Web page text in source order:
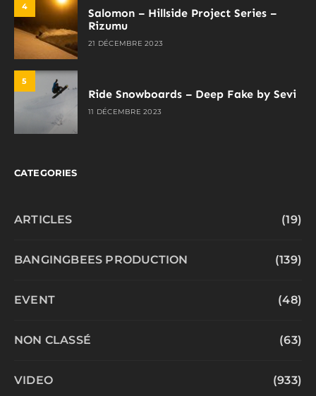
4
Salomon – Hillside Project Series –
Rizumu
21 DÉCEMBRE 2023
5
Ride Snowboards – Deep Fake by Sevi
11 DÉCEMBRE 2023
CATEGORIES
ARTICLES (19)
BANGINGBEES PRODUCTION (139)
EVENT (48)
NON CLASSÉ (63)
VIDEO (933)